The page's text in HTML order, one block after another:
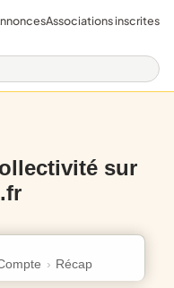
Associations inscrites
sur
Récap